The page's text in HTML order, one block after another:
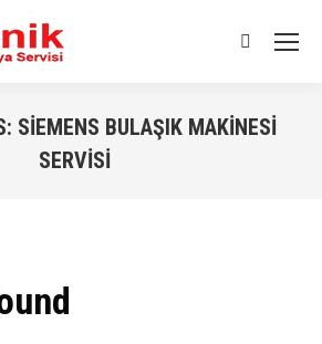
Search:
SIEMENS BULAŞIK MAKINESI
SERVISI